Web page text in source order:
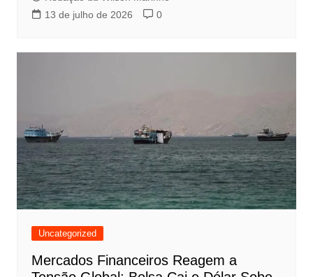
13 de julho de 2026
0
Uncategorized
Mercados Financeiros Reagem a